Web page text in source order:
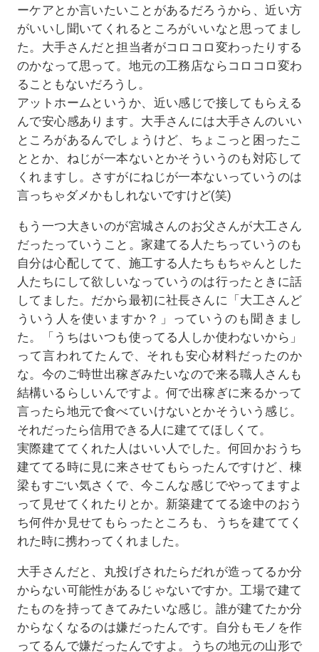
ーケアとか言いたいことがあるだろうから、近い方
がいいし聞いてくれるところがいいなと思ってまし
た。大手さんだと担当者がコロコロ変わったりする
のかなって思って。地元の工務店ならコロコロ変わ
ることもないだろうし。
アットホームというか、近い感じで接してもらえる
んで安心感あります。大手さんには大手さんのいい
ところがあるんでしょうけど、ちょこっと困ったこ
ととか、ねじが一本ないとかそういうのも対応して
くれますし。さすがにねじが一本ないっていうのは
言っちゃダメかもしれないですけど(笑)
もう一つ大きいのが宮城さんのお父さんが大工さん
だったっていうこと。家建てる人たちっていうのも
自分は心配してて、施工する人たちもちゃんとした
人たちにして欲しいなっていうのは行ったときに話
してました。だから最初に社長さんに「大工さんど
ういう人を使いますか？」っていうのも聞きまし
た。「うちはいつも使ってる人しか使わないから」
って言われてたんで、それも安心材料だったのか
な。今のご時世出稼ぎみたいなので来る職人さんも
結構いるらしいんですよ。何で出稼ぎに来るかって
言ったら地元で食べていけないとかそういう感じ。
それだったら信用できる人に建ててほしくて。
実際建ててくれた人はいい人でした。何回かおうち
建ててる時に見に来させてもらったんですけど、棟
梁もすごい気さくで、今こんな感じでやってますよ
って見せてくれたりとか。新築建ててる途中のおう
ち何件か見せてもらったところも、うちを建ててく
れた時に携わってくれました。
大手さんだと、丸投げされたらだれが造ってるか分
からない可能性があるじゃないですか。工場で建て
たものを持ってきてみたいな感じ。誰が建てたか分
からなくなるのは嫌だったんです。自分もモノを作
ってるんで嫌だったんですよ。うちの地元の山形で